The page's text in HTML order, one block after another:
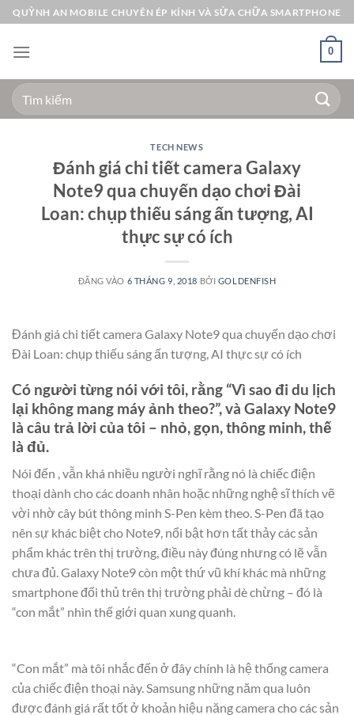
Bỏ
qua
nội
QUỲNH AN MOBILE CHUYÊN ÉP KÍNH VÀ SỬA CHỮA SMARTPHONE
0
Tìm
kiếm:
TECH NEWS
Đánh giá chi tiết camera Galaxy
Note9 qua chuyến dạo chơi Đài
Loan: chụp thiếu sáng ấn tượng, AI
thực sự có ích
ĐĂNG VÀO 6 THÁNG 9, 2018 BỞI GOLDENFISH
Đánh giá chi tiết camera Galaxy Note9 qua chuyến dạo chơi
Đài Loan: chụp thiếu sáng ấn tượng, AI thực sự có ích
Có người từng nói với tôi, rằng “Vì sao đi du lịch
lại không mang máy ảnh theo?”, và Galaxy Note9
là câu trả lời của tôi – nhỏ, gọn, thông minh, thế
là đủ.
Nói đến , vẫn khá nhiều người nghĩ rằng nó là chiếc điện
thoại dành cho các doanh nhân hoặc những nghệ sĩ thích vẽ
vời nhờ cây bút thông minh S-Pen kèm theo. S-Pen đã tạo
nên sự khác biệt cho Note9, nổi bật hơn tất thảy các sản
phẩm khác trên thị trường, điều này đúng nhưng có lẽ vẫn
chưa đủ. Galaxy Note9 còn một thứ vũ khí khác mà những
smartphone đối thủ trên thị trường phải dè chừng – đó là
“con mắt” nhìn thế giới quan xung quanh.
“Con mắt” mà tôi nhắc đến ở đây chính là hệ thống camera
của chiếc điện thoại này. Samsung những năm qua luôn
được đánh giá rất tốt ở khoản hiệu năng camera cho các sản